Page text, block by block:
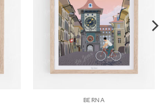
BERNA